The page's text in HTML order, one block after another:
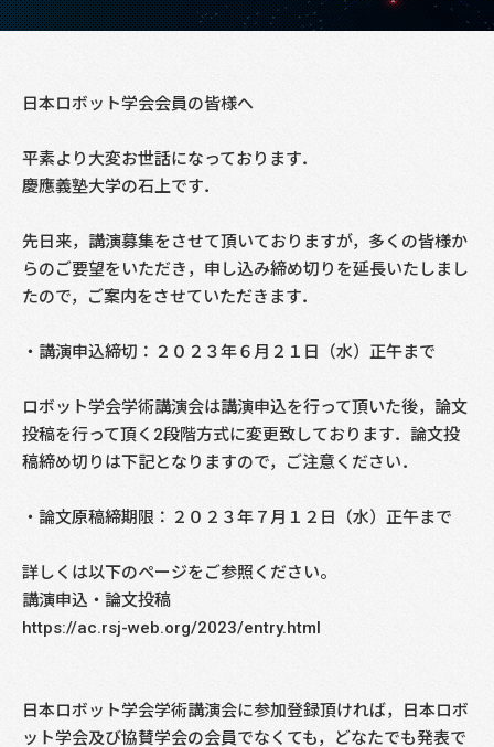
日本ロボット学会会員の皆様へ
平素より大変お世話になっております．
慶應義塾大学の石上です．
先日来，講演募集をさせて頂いておりますが，多くの皆様か
らのご要望をいただき，申し込み締め切りを延長いたしまし
たので，ご案内をさせていただきます．
・講演申込締切：２０２３年６月２１日（水）正午まで
ロボット学会学術講演会は講演申込を行って頂いた後，論文
投稿を行って頂く2段階方式に変更致しております．論文投
稿締め切りは下記となりますので，ご注意ください．
・論文原稿締期限：２０２３年７月１２日（水）正午まで
詳しくは以下のページをご参照ください。
講演申込・論文投稿
https://ac.rsj-web.org/2023/entry.html
日本ロボット学会学術講演会に参加登録頂ければ，日本ロボ
ット学会及び協賛学会の会員でなくても，どなたでも発表で